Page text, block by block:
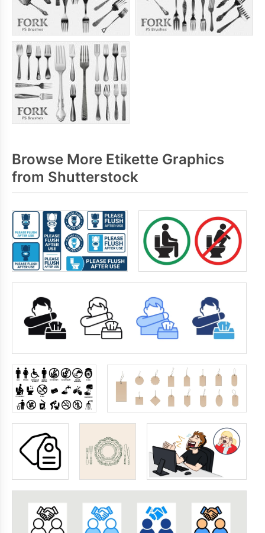
Browse More Etikette Graphics
from Shutterstock